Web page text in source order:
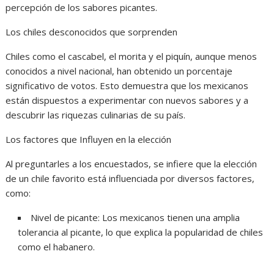
percepción de los sabores picantes.
Los chiles desconocidos que sorprenden
Chiles como el cascabel, el morita y el piquín, aunque menos
conocidos a nivel nacional, han obtenido un porcentaje
significativo de votos. Esto demuestra que los mexicanos
están dispuestos a experimentar con nuevos sabores y a
descubrir las riquezas culinarias de su país.
Los factores que Influyen en la elección
Al preguntarles a los encuestados, se infiere que la elección
de un chile favorito está influenciada por diversos factores,
como:
Nivel de picante: Los mexicanos tienen una amplia
tolerancia al picante, lo que explica la popularidad de chiles
como el habanero.